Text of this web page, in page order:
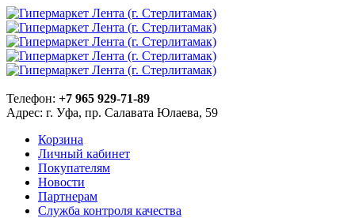
Телефон: +7 965 929-71-89
Адрес: г. Уфа, пр. Салавата Юлаева, 59
Корзина
Личный кабинет
Покупателям
Новости
Партнерам
Служба контроля качества